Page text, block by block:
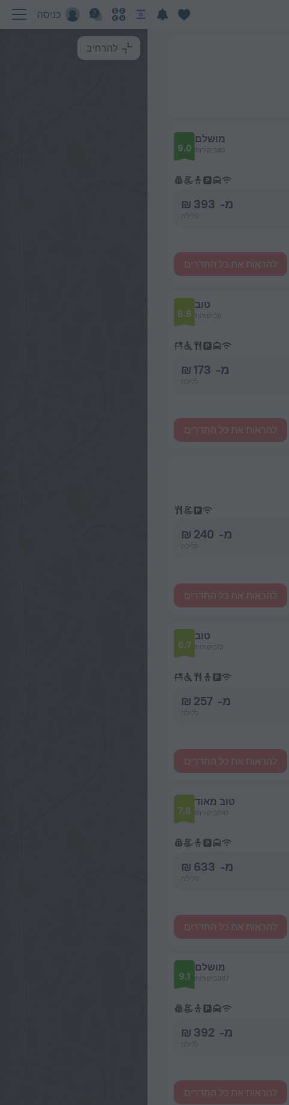
כניסה
מושלם
83ביקורות 9.0
מ- 393 ₪
להראות את כל החדרים
טוב
5ביקורות 6.8
מ- 173 ₪
להראות את כל החדרים
מ- 240 ₪
להראות את כל החדרים
טוב
12ביקורות 6.7
מ- 257 ₪
להראות את כל החדרים
טוב מאוד
1141ביקורות 7.8
מ- 633 ₪
להראות את כל החדרים
מושלם
387ביקורות 9.1
מ- 392 ₪
להראות את כל החדרים
להרחיב